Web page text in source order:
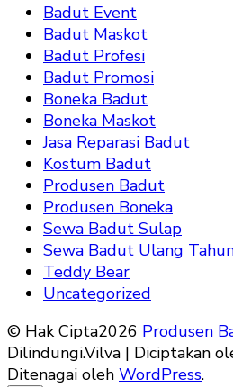
Badut Event
Badut Maskot
Badut Profesi
Badut Promosi
Boneka Badut
Boneka Maskot
Jasa Reparasi Badut
Kostum Badut
Produsen Badut
Produsen Boneka
Sewa Badut Sulap
Sewa Badut Ulang
Teddy Bear
Uncategorized
© Hak Cipta2026 Produsen
Dilindungi.Vilva | Diciptakan
Ditenagai oleh WordPress.